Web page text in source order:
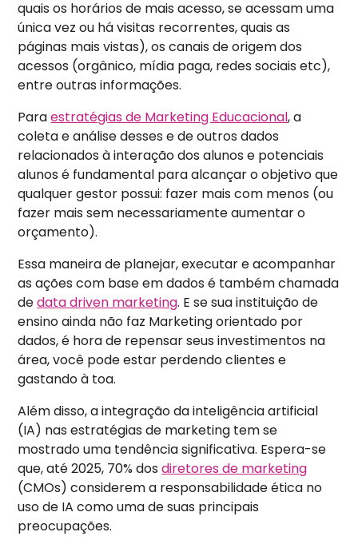
quais os horários de mais acesso, se acessam uma
única vez ou há visitas recorrentes, quais as
páginas mais vistas), os canais de origem dos
acessos (orgânico, mídia paga, redes sociais etc),
entre outras informações.
Paraestratégias de Marketing Educacional, a
coleta e análise desses e de outros dados
relacionados à interação dos alunos e potenciais
alunos é fundamental para alcançar o objetivo que
qualquer gestor possui: fazer mais com menos (ou
fazer mais sem necessariamente aumentar o
orçamento).
Essa maneira de planejar, executar e acompanhar
as ações com base em dados é também chamada
dedata driven marketing. E se sua instituição de
ensino ainda não faz Marketing orientado por
dados, é hora de repensar seus investimentos na
área, você pode estar perdendo clientes e
gastando à toa.
Além disso, a integração da inteligência artificial
(IA) nas estratégias de marketing tem se
mostrado uma tendência significativa. Espera-se
que, até 2025, 70% dosdiretores de marketing
(CMOs) considerem a responsabilidade ética no
uso de IA como uma de suas principais
preocupações.